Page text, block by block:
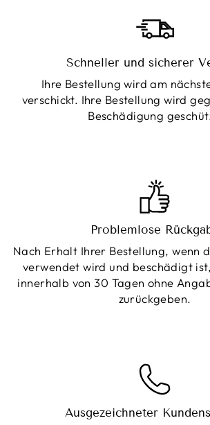
Schneller und sicherer
Ihre Bestellung wird am
verschickt. Ihre Bestellung wird
Beschädigung
Problemlose
Nach Erhalt Ihrer Bestellung, wenn
verwendet wird und beschädigt
innerhalb von 30 Tagen ohne
zurückgeben.
Ausgezeichneter